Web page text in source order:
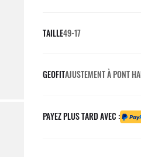
TAILLE49-17
GEOFITAJUSTEMENT À PONT
PAYEZ PLUS TARD AVEC :